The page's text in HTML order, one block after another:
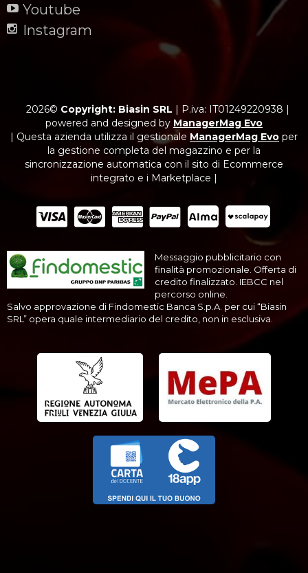
Youtube
Instagram
2026© Copyright: Biasin SRL | P.iva: IT01249220938 |
powered and designed by ManagerMag Evo
| Questa azienda utilizza il gestionale ManagerMag Evo per
la gestione completa del magazzino e per la
sincronizzazione automatica con il sito di Ecommerce
integrato e i Marketplace |
Messaggio pubblicitario con
finalità promozionale. Offerta di
credito finalizzato. IEBCC nel
percorso online.
Salvo approvazione di Findomestic Banca S.p.A. per cui “Biasin
SRL” opera quale intermediario del credito, non in esclusiva.